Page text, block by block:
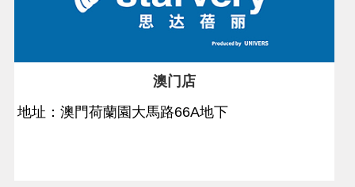
澳门店
地址：澳門荷蘭園大馬路66A地下